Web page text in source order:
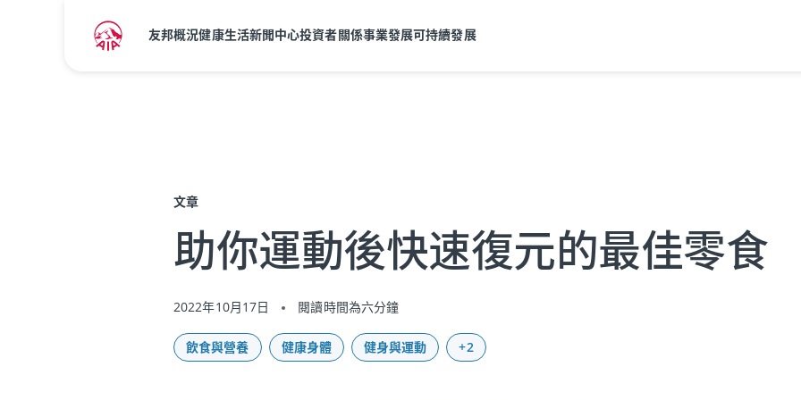
友邦概況健康生活新聞中心投資者關係事業發展可持續發展
文章
助你運動後快速復元的最佳零食
2022年10月17日 閱讀時間為六分鐘
飲食與營養 健康身體 健身與運動 +2